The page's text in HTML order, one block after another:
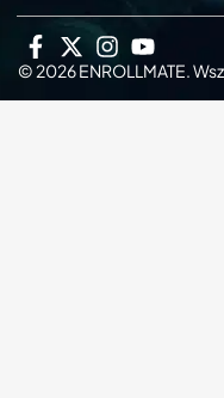
© 2026 ENROLLMATE.